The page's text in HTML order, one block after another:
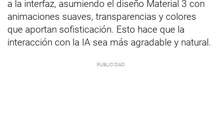
a la interfaz, asumiendo el diseño Material 3 con
animaciones suaves, transparencias y colores
que aportan sofisticación. Esto hace que la
interacción con la IA sea más agradable y natural.